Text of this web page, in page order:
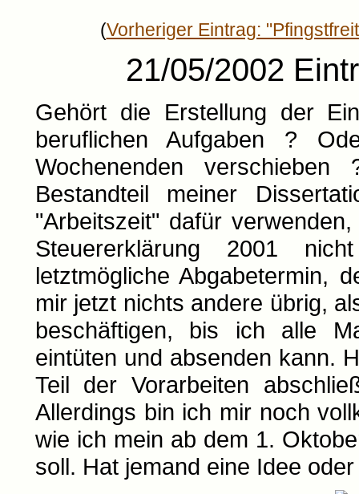
(Vorheriger Eintrag:
21/05/2002
Gehört die Erstellung der
beruflichen Aufgaben ?
Wochenenden
Bestandteil meiner
"Arbeitszeit" dafür
Steuererklärung 2001
letztmögliche Abgabetermin,
mir jetzt nichts andere übrig,
beschäftigen, bis ich alle
eintüten und absenden kann.
Teil der Vorarbeiten
Allerdings bin ich mir noch
wie ich mein ab dem 1.
soll. Hat jemand eine Idee